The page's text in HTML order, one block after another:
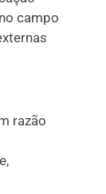
campo
razão